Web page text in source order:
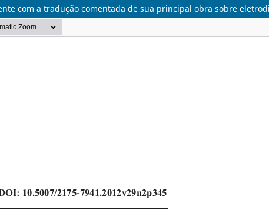
com a tradução comentada de sua principal obra sobre